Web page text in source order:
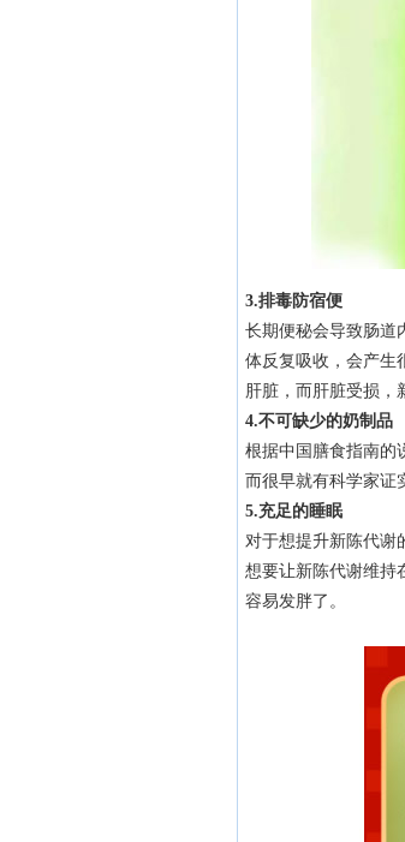
3.排毒防宿便
长期便秘会导致肠道
体反复吸收，会产生
肝脏，而肝脏受损，
4.不可缺少的奶制品
根据中国膳食指南的
而很早就有科学家证
5.充足的睡眠
对于想提升新陈代谢
想要让新陈代谢维持
容易发胖了。